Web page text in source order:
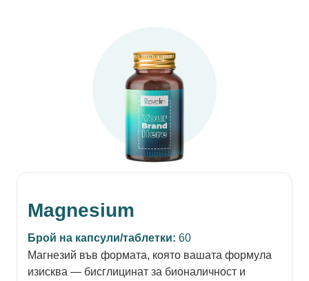
Magnesium
Брой на капсули/таблетки: 60
Магнезий във формата, която вашата формула
изисква — бисглицинат за бионаличност и